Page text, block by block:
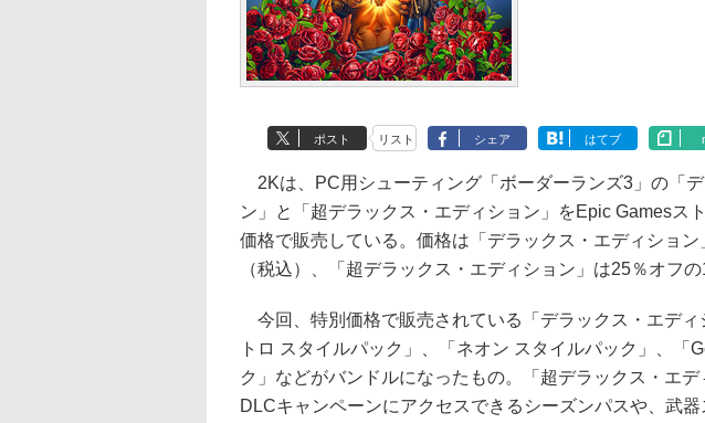
ポスト リスト シェア はてブ
2Kは、PC用シューティング「ボーダーランズ3」の「
ン」と「超デラックス・エディション」をEpic Gamesス
価格で販売している。価格は「デラックス・エディション
（税込）、「超デラックス・エディション」は25％オフの
今回、特別価格で販売されている「デラックス・エディ
トロ スタイルパック」、「ネオン スタイルパック」、「
ク」などがバンドルになったもの。「超デラックス・エ
DLCキャンペーンにアクセスできるシーズンパスや、武